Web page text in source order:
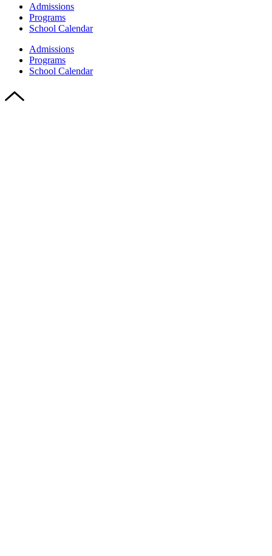
Admissions
Programs
School Calendar
Admissions
Programs
School Calendar